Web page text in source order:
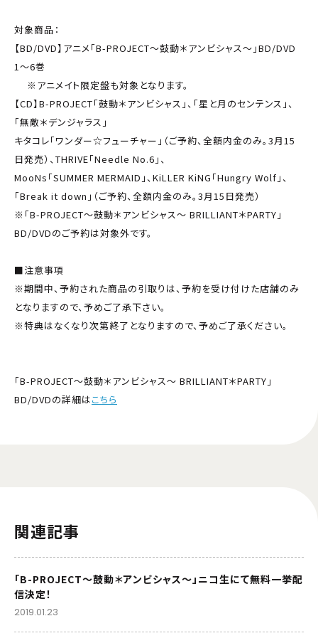
対象商品：
【BD/DVD】アニメ「B-PROJECT～鼓動＊アンビシャス～」BD/DVD
1～6巻
※アニメイト限定盤も対象となります。
【CD】B-PROJECT「鼓動＊アンビシャス」、「星と月のセンテンス」、
「無敵＊デンジャラス」
キタコレ「ワンダー☆フューチャー」（ご予約、全額内金のみ。3月15
日発売）、THRIVE「Needle No.6」、
MooNs「SUMMER MERMAID」、KiLLER KiNG「Hungry Wolf」、
「Break it down」（ご予約、全額内金のみ。3月15日発売）
※「B-PROJECT～鼓動＊アンビシャス～ BRILLIANT＊PARTY」
BD/DVDのご予約は対象外です。
■注意事項
※期間中、予約された商品の引取りは、予約を受け付けた店舗のみ
となりますので、予めご了承下さい。
※特典はなくなり次第終了となりますので、予めご了承ください。
「B-PROJECT～鼓動＊アンビシャス～ BRILLIANT＊PARTY」
BD/DVDの詳細はこちら
関連記事
「B-PROJECT～鼓動＊アンビシャス～」ニコ生にて無料一挙配
信決定！
2019.01.23